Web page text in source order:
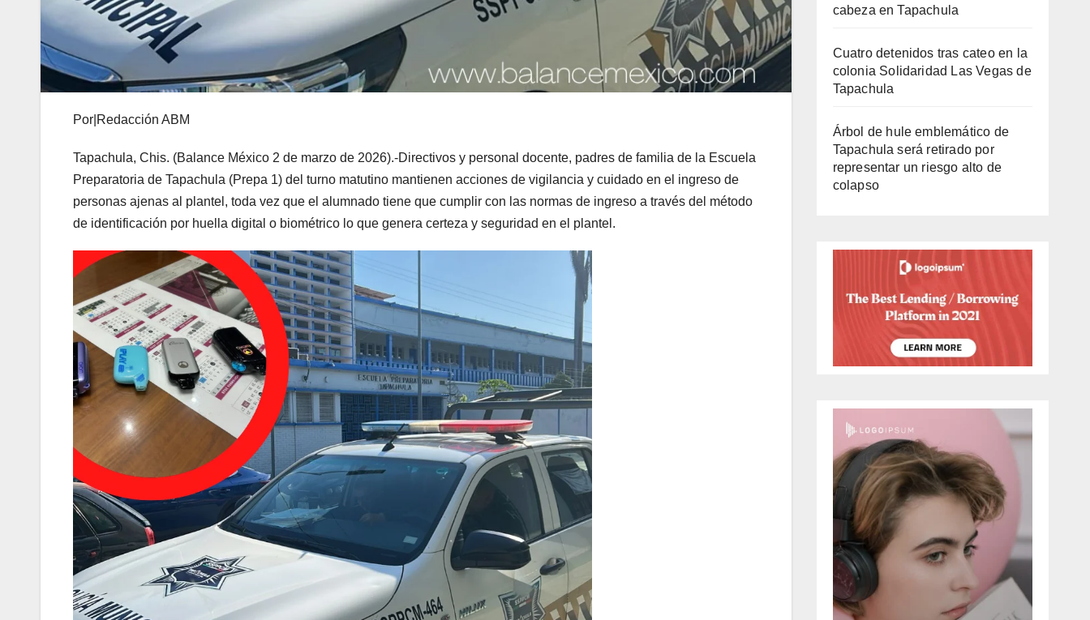
Por|Redacción ABM
Tapachula, Chis. (Balance México 2 de marzo de 2026).-Directivos y personal docente, padres de familia de la Escuela
Preparatoria de Tapachula (Prepa 1) del turno matutino mantienen acciones de vigilancia y cuidado en el ingreso de
personas ajenas al plantel, toda vez que el alumnado tiene que cumplir con las normas de ingreso a través del método
de identificación por huella digital o biométrico lo que genera certeza y seguridad en el plantel.
cabeza en Tapachula
Cuatro detenidos tras cateo en la
colonia Solidaridad Las Vegas de
Tapachula
Árbol de hule emblemático de
Tapachula será retirado por
representar un riesgo alto de
colapso